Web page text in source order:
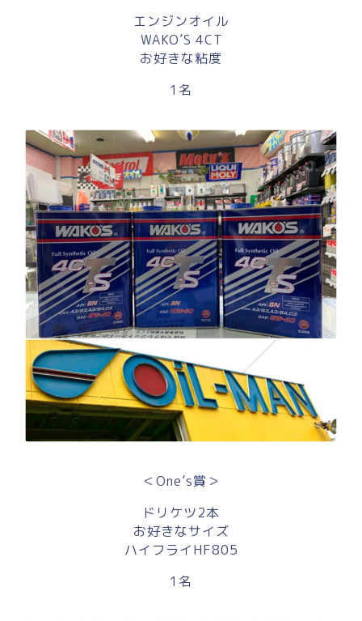
エンジンオイル
WAKO’S 4CT
お好きな粘度
1名
＜One’s賞＞
ドリケツ2本
お好きなサイズ
ハイフライHF805
1名